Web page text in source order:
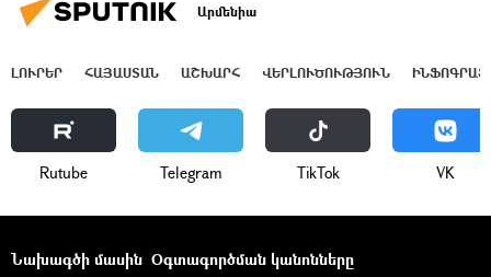
Արմենիա
ԼՈՒՐԵՐ ՀԱՅԱՍՏԱՆ ԱՇԽԱՐՀ ՎԵՐԼՈՒԾՈՒԹՅՈՒՆ
Rutube Telegram ТikТоk VK
Նախագծի մասին Օգտագործման կանոնները